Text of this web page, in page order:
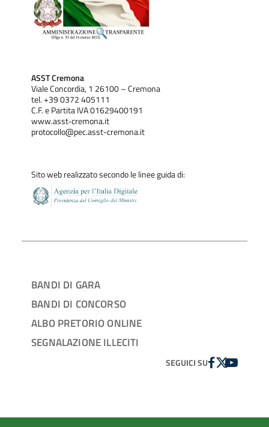
ASST Cremona
Viale Concordia, 1 26100 – Cremona
tel. +39 0372 405111
C.F. e Partita IVA 01629400191
www.asst‐cremona.it
protocollo@pec.asst-cremona.it
Sito web realizzato secondo le linee guida di:
BANDI DI GARA
BANDI DI CONCORSO
ALBO PRETORIO ONLINE
SEGNALAZIONE ILLECITI
SEGUICI SUFACEBOOK
TWITTER
YOUTUBE